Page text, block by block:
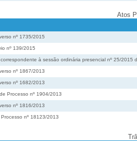
Atos
nº 1735/2015
nº 139/2015
à sessão ordinária presencial nº 25/2015
nº 1867/2013
nº 1682/2013
Processo nº 1904/2013
nº 1816/2013
nº 18123/2013